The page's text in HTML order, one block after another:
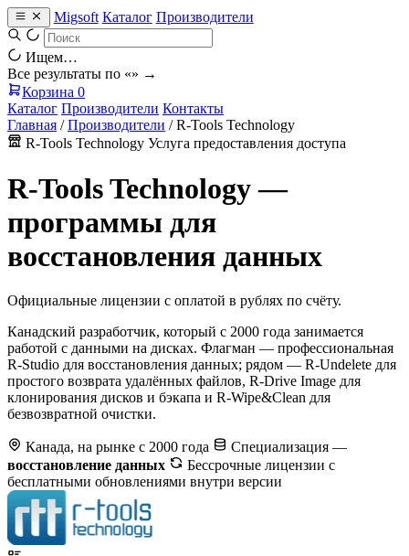
Migsoft Каталог Производители
Ищем…
Все результаты по «» →
Корзина 0
Каталог Производители Контакты
Главная / Производители / R-Tools Technology
R-Tools Technology Услуга предоставления доступа
R-Tools Technology —
программы для
восстановления данных
Официальные лицензии с оплатой в рублях по счёту.
Канадский разработчик, который с 2000 года занимается
работой с данными на дисках. Флагман — профессиональная
R-Studio для восстановления данных; рядом — R-Undelete для
простого возврата удалённых файлов, R-Drive Image для
клонирования дисков и бэкапа и R-Wipe&Clean для
безвозвратной очистки.
Канада, на рынке с 2000 года
Специализация —
восстановление данных
Бессрочные лицензии с
бесплатными обновлениями внутри версии